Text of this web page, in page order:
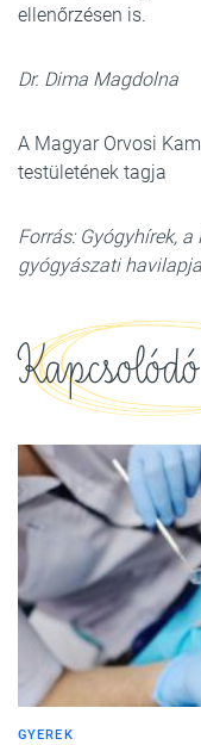
ellenőrzésen is.
Dr. Dima Magdolna
A Magyar Orvosi
testületének tagja
Forrás: Gyógyhírek,
gyógyászati havilapja
GYEREK